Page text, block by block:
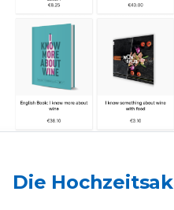
Die